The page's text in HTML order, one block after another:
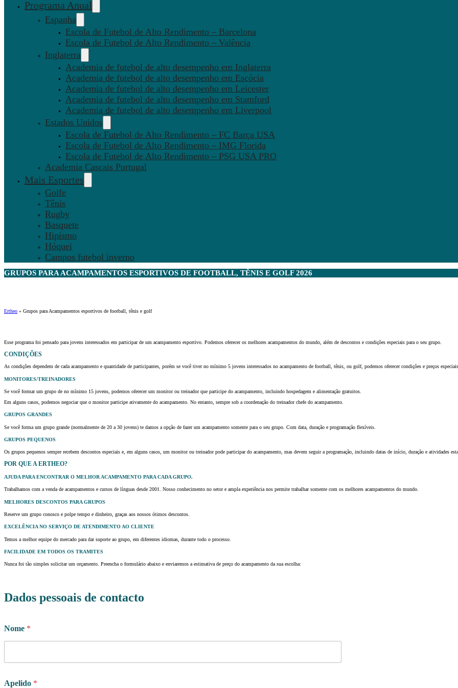
Programa Anual
Espanha
Escola de Futebol de Alto Rendimento – Barcelona
Escola de Futebol de Alto Rendimento – Valência
Inglaterra
Academia de futebol de alto desempenho em Inglaterra
Academia de futebol de alto desempenho em Escócia
Academia de futebol de alto desempenho em Leicester
Academia de futebol de alto desempenho em Stamford
Academia de futebol de alto desempenho em Liverpool
Estados Unidos
Escola de Futebol de Alto Rendimento – FC Barça USA
Escola de Futebol de Alto Rendimento – IMG Florida
Escola de Futebol de Alto Rendimento – PSG USA PRO
Academia Cascais Portugal
Mais Esportes
Golfe
Tênis
Rugby
Basquete
Hipismo
Hóquei
Campos futebol inverno
GRUPOS PARA ACAMPAMENTOS ESPORTIVOS DE FOOTBALL, TÊNIS E GOLF 2026
Ertheo » Grupos para Acampamentos esportivos de football, tênis e golf
Esse programa foi pensado para jovens interessados em participar de um acampamento esportivo. Podemos oferecer os melhores acampamentos do mundo, além de descontos e condições especiais para o seu grupo.
CONDIÇÕES
As condições dependem de cada acampamento e quantidade de participantes, porém se você tiver no mínimo 5 jovens interessados no acampamento de football, tênis, ou golf, podemos oferecer condições e preços
MONITORES/TREINADORES
Se você formar um grupo de no mínimo 15 jovens, podemos oferecer um monitor ou treinador que participe do acampamento, incluindo hospedagem e alimentação gratuitos.
Em alguns casos, podemos negociar que o monitor participe ativamente do acampamento. No entanto, sempre sob a coordenação do treinador chefe do acampamento.
GRUPOS GRANDES
Se você forma um grupo grande (normalmente de 20 a 30 jovens) te damos a opção de fazer um acampamento somente para o seu grupo. Com data, duração e programação flexíveis.
GRUPOS PEQUENOS
Os grupos pequenos sempre recebem descontos especiais e, em alguns casos, um monitor ou treinador pode participar do acampamento, mas devem seguir a programação, incluindo datas de início, duração e atividades
POR QUE A ERTHEO?
AJUDA PARA ENCONTRAR O MELHOR ACAMPAMENTO PARA CADA GRUPO.
Trabalhamos com a venda de acampamentos e cursos de línguas desde 2001. Nosso conhecimento no setor e ampla experiência nos permite trabalhar somente com os melhores acampamentos do mundo.
MELHORES DESCONTOS PARA GRUPOS
Reserve um grupo conosco e polpe tempo e dinheiro, graças aos nossos ótimos descontos.
EXCELÊNCIA NO SERVIÇO DE ATENDIMENTO AO CLIENTE
Temos a melhor equipe do mercado para dar suporte ao grupo, em diferentes idiomas, durante todo o processo.
FACILIDADE EM TODOS OS TRAMITES
Nunca foi tão simples solicitar um orçamento. Preencha o formulário abaixo e enviaremos a estimativa de preço do acampamento da sua escolha:
Dados pessoais de contacto
n
v
Nome *
Apelido *